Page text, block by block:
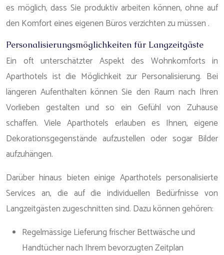
es möglich, dass Sie produktiv arbeiten können, ohne auf
den Komfort eines eigenen Büros verzichten zu müssen .
Personalisierungsmöglichkeiten für Langzeitgäste
Ein oft unterschätzter Aspekt des Wohnkomforts in
Aparthotels ist die Möglichkeit zur Personalisierung. Bei
längeren Aufenthalten können Sie den Raum nach Ihren
Vorlieben gestalten und so ein Gefühl von Zuhause
schaffen. Viele Aparthotels erlauben es Ihnen, eigene
Dekorationsgegenstände aufzustellen oder sogar Bilder
aufzuhängen.
Darüber hinaus bieten einige Aparthotels personalisierte
Services an, die auf die individuellen Bedürfnisse von
Langzeitgästen zugeschnitten sind. Dazu können gehören:
Regelmässige Lieferung frischer Bettwäsche und
Handtücher nach Ihrem bevorzugten Zeitplan